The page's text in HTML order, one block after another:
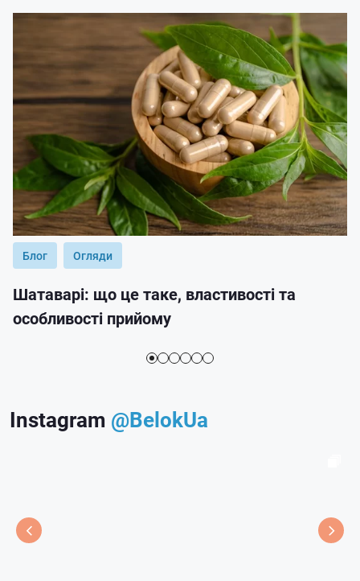
Блог Огляди
Шатаварі: що це таке, властивості та
особливості прийому
Instagram @BelokUa